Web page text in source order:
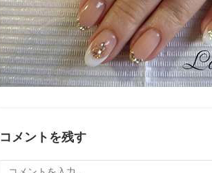
コメントを残す